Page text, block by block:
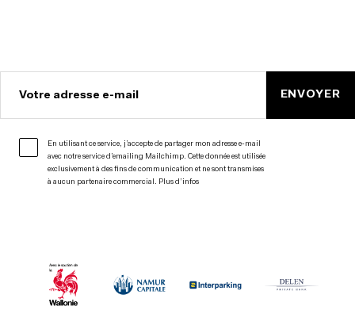
Votre adresse e-mail
En utilisant ce service, j’accepte de partager mon adresse e-mail
avec notre service d’emailing Mailchimp. Cette donnée est utilisée
exclusivement à des fins de communication et ne sont transmises
à aucun partenaire commercial. Plus d’infos
ENVOYER